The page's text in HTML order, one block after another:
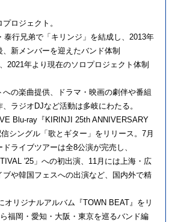
ロジェクト。
泰行兄弟で「キリンジ」を結成し、2013年
新メンバーを迎えたバンド体制
2021年より現在のソロプロジェクト体制
の楽曲提供、ドラマ・映画の劇伴や番組
ラジオDJなど活動は多岐にわたる。
Blu-ray『KIRINJI 25th ANNIVERSARY
シングル「歌とギター」をリリース。7月
ライブツアーは全8公演が完売し、
'25」への初出演、11月には上海・広
ブや韓国フェスへの出演など、国内外で精
オリジナルアルバム『TOWN BEAT』をリ
福岡・愛知・大阪・東京を巡るバンド編